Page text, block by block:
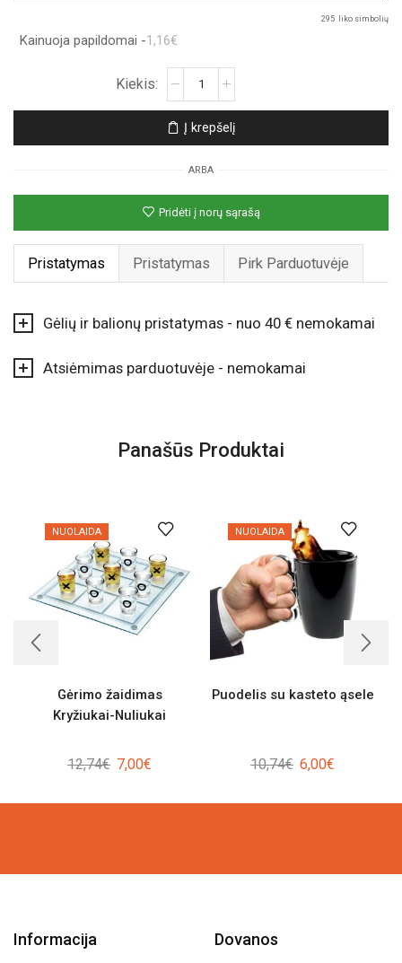
295 liko simbolių
Kainuoja papildomai -1,16€
produkto
Atvirukas
„BaltaĮ krepšelį
ARBA
Pridėti į norų sąrašą
Pristatymas Pristatymas Pirk Parduotuvėje
Gėlių ir balionų pristatymas - nuo 40 € nemokamai
Atsiėmimas parduotuvėje - nemokamai
Panašūs Produktai
NUOLAIDA
Gėrimo žaidimas
Kryžiukai-Nuliukai
12,74€ Original
was:
7,00€
is:
NUOLAIDA
Puodelis su kasteto ąsele
10,74€ Original
was:
6,00€
is:
Informacija Dovanos